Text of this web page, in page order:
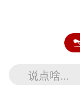
说点啥...